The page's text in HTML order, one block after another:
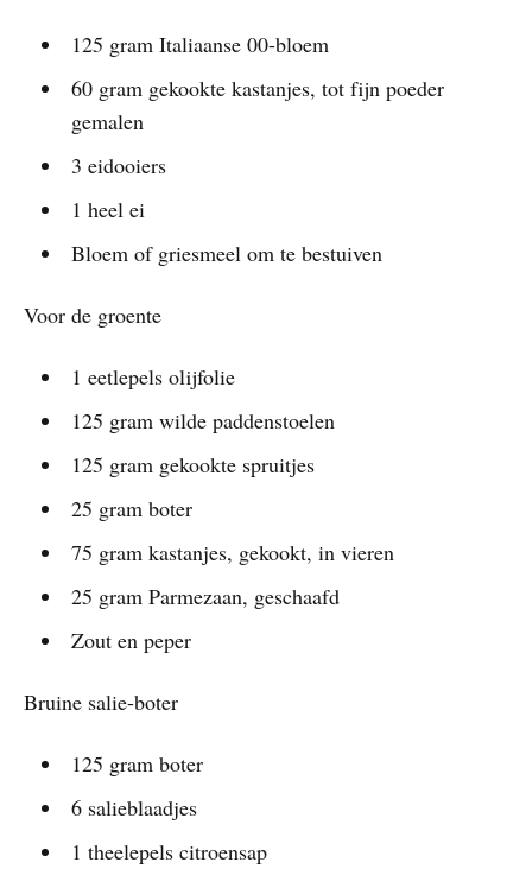
125 gram Italiaanse 00-bloem
60 gram gekookte kastanjes, tot fijn poeder
gemalen
3 eidooiers
1 heel ei
Bloem of griesmeel om te bestuiven
Voor de groente
1 eetlepels olijfolie
125 gram wilde paddenstoelen
125 gram gekookte spruitjes
25 gram boter
75 gram kastanjes, gekookt, in vieren
25 gram Parmezaan, geschaafd
Zout en peper
Bruine salie-boter
125 gram boter
6 salieblaadjes
1 theelepels citroensap